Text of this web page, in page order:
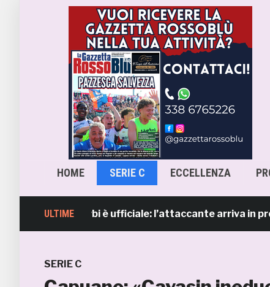
HOME SERIE C ECCELLENZA
ULTIME
Sgarbi è ufficiale: l’attaccante arriva in prestito
SERIE C